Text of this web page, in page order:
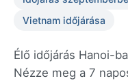
Vietnam időjárása
Élő időjárás Hanoi-
Nézze meg a 7